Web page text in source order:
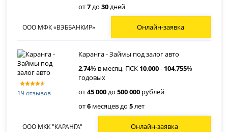
от7до30дней
ООО МФК «ВЭББАНКИР» Онлайн-заявка
19 отзывов
Каранга - Займы под залог авто
2,74% в месяц, ПСК 10,000- 104,755%
годовых
от45 000до500 000 рублей
от6 месяцев до5лет
ООО МКК "КАРАНГА" Онлайн-заявка